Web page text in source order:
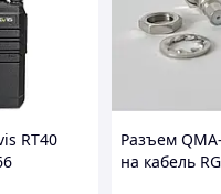
RT40
Разъем
на кабель